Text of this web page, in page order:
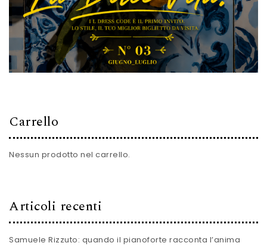
Carrello
Nessun prodotto nel carrello.
Articoli recenti
Samuele Rizzuto: quando il pianoforte racconta l’anima